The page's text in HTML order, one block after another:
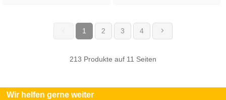
1 (current)
2 3 4
213 Produkte auf 11 Seiten
Wir helfen gerne weiter